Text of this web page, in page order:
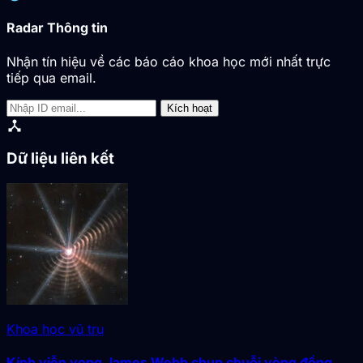
Radar Thông tin
Nhận tín hiệu về các báo cáo khoa học mới nhất trực
tiếp qua email.
Kích hoạt
device_hub
Dữ liệu liên kết
Khoa học vũ trụ